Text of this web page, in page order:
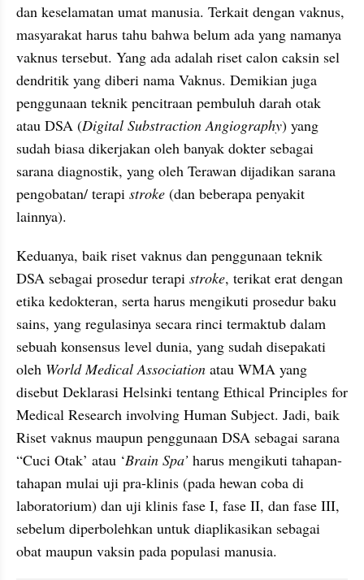
dan keselamatan umat manusia. Terkait dengan vaknus,
masyarakat harus tahu bahwa belum ada yang namanya
vaknus tersebut. Yang ada adalah riset calon caksin sel
dendritik yang diberi nama Vaknus. Demikian juga
penggunaan teknik pencitraan pembuluh darah otak
atau DSA (Digital Substraction Angiography) yang
sudah biasa dikerjakan oleh banyak dokter sebagai
sarana diagnostik, yang oleh Terawan dijadikan sarana
pengobatan/ terapi stroke (dan beberapa penyakit
lainnya).
Keduanya, baik riset vaknus dan penggunaan teknik
DSA sebagai prosedur terapi stroke, terikat erat dengan
etika kedokteran, serta harus mengikuti prosedur baku
sains, yang regulasinya secara rinci termaktub dalam
sebuah konsensus level dunia, yang sudah disepakati
oleh World Medical Association atau WMA yang
disebut Deklarasi Helsinki tentang Ethical Principles for
Medical Research involving Human Subject. Jadi, baik
Riset vaknus maupun penggunaan DSA sebagai sarana
“Cuci Otak’ atau ‘Brain Spa’ harus mengikuti tahapan-
tahapan mulai uji pra-klinis (pada hewan coba di
laboratorium) dan uji klinis fase I, fase II, dan fase III,
sebelum diperbolehkan untuk diaplikasikan sebagai
obat maupun vaksin pada populasi manusia.